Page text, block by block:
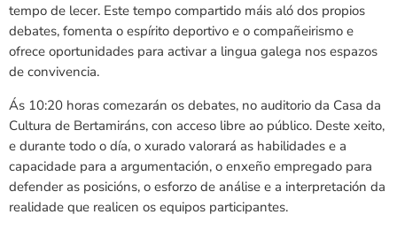
tempo de lecer. Este tempo compartido máis aló dos propios
debates, fomenta o espírito deportivo e o compañeirismo e
ofrece oportunidades para activar a lingua galega nos espazos
de convivencia.
Ás 10:20 horas comezarán os debates, no auditorio da Casa da
Cultura de Bertamiráns, con acceso libre ao público. Deste xeito,
e durante todo o día, o xurado valorará as habilidades e a
capacidade para a argumentación, o enxeño empregado para
defender as posicións, o esforzo de análise e a interpretación da
realidade que realicen os equipos participantes.